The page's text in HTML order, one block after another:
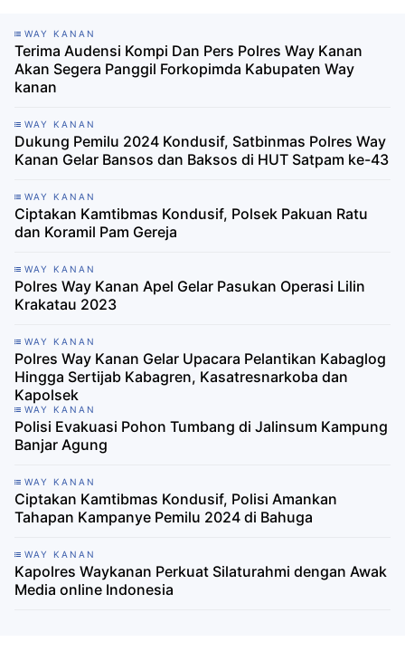
WAY KANAN
Terima Audensi Kompi Dan Pers Polres Way Kanan
Akan Segera Panggil Forkopimda Kabupaten Way
kanan
WAY KANAN
Dukung Pemilu 2024 Kondusif, Satbinmas Polres Way
Kanan Gelar Bansos dan Baksos di HUT Satpam ke-43
WAY KANAN
Ciptakan Kamtibmas Kondusif, Polsek Pakuan Ratu
dan Koramil Pam Gereja
WAY KANAN
Polres Way Kanan Apel Gelar Pasukan Operasi Lilin
Krakatau 2023
WAY KANAN
Polres Way Kanan Gelar Upacara Pelantikan Kabaglog
Hingga Sertijab Kabagren, Kasatresnarkoba dan
Kapolsek
WAY KANAN
Polisi Evakuasi Pohon Tumbang di Jalinsum Kampung
Banjar Agung
WAY KANAN
Ciptakan Kamtibmas Kondusif, Polisi Amankan
Tahapan Kampanye Pemilu 2024 di Bahuga
WAY KANAN
Kapolres Waykanan Perkuat Silaturahmi dengan Awak
Media online Indonesia